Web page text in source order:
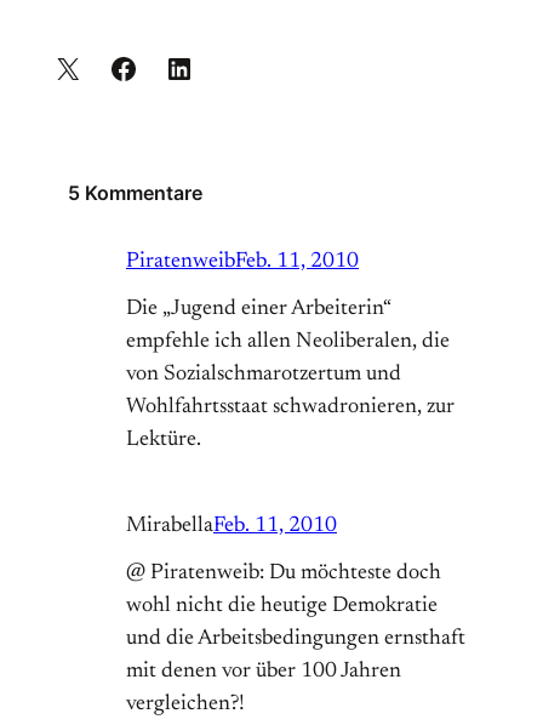
5 Kommentare
PiratenweibFeb. 11, 2010
Die „Jugend einer Arbeiterin“
empfehle ich allen Neoliberalen, die
von Sozialschmarotzertum und
Wohlfahrtsstaat schwadronieren, zur
Lektüre.
MirabellaFeb. 11, 2010
@ Piratenweib: Du möchteste doch
wohl nicht die heutige Demokratie
und die Arbeitsbedingungen ernsthaft
mit denen vor über 100 Jahren
vergleichen?!